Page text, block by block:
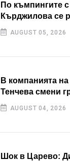
По къмпингите
Кърджилова се
AUGUST 05, 2026
В компанията
Тенчева смени
AUGUST 04, 2026
Шок в Царево: